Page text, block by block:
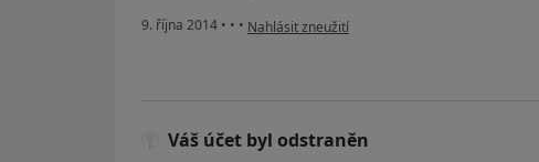
9. října 2014 • • • podle názoru uživatele Váš účet byl odstraněn
Nahlásit zneužití
Váš účet byl odstraněn